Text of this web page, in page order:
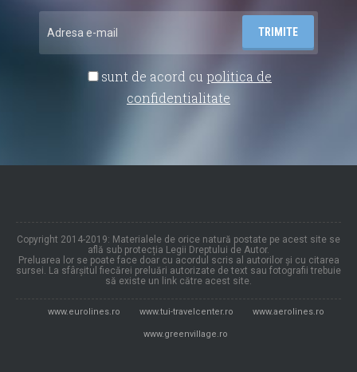
sunt de acord cu politica de
confidentialitate
Copyright 2014-2019: Materialele de orice natură postate pe acest site se
află sub protecția Legii Dreptului de Autor.
Preluarea lor se poate face doar cu acordul scris al autorilor și cu citarea
sursei. La sfârșitul fiecărei preluări autorizate de text sau fotografii trebuie
să existe un link către acest site.
www.eurolines.ro www.tui-travelcenter.ro www.aerolines.ro
www.greenvillage.ro